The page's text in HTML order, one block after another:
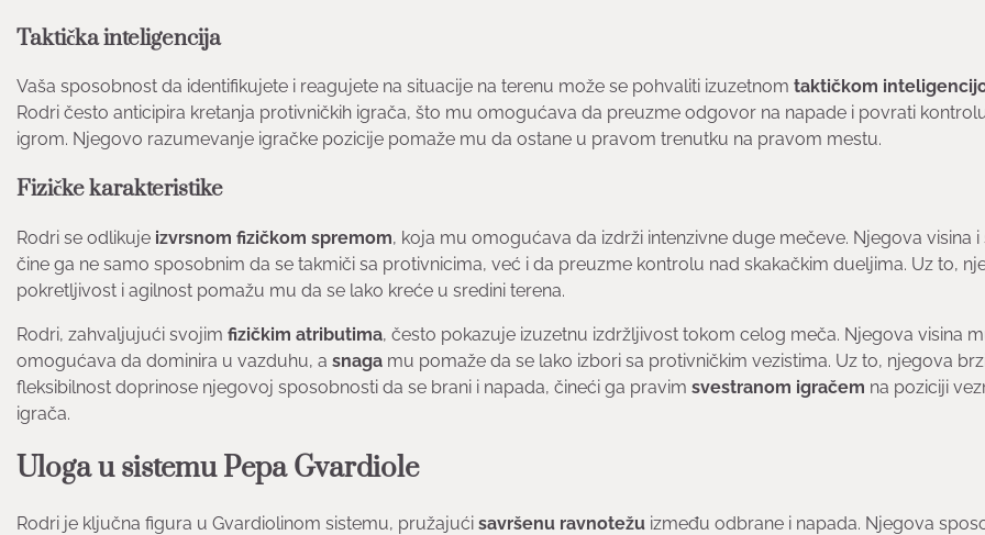
Taktička inteligencija
Vaša sposobnost da identifikujete i reagujete na situacije na terenu može se pohvaliti izuzetnom taktičkom
Rodri često anticipira kretanja protivničkih igrača, što mu omogućava da preuzme odgovor na napade i povrati
igrom. Njegovo razumevanje igračke pozicije pomaže mu da ostane u pravom trenutku na pravom mestu.
Fizičke karakteristike
Rodri se odlikuje izvrsnom fizičkom spremom, koja mu omogućava da izdrži intenzivne duge mečeve. Njegova visina i
čine ga ne samo sposobnim da se takmiči sa protivnicima, već i da preuzme kontrolu nad skakačkim dueljima. Uz to,
pokretljivost i agilnost pomažu mu da se lako kreće u sredini terena.
Rodri, zahvaljujući svojim fizičkim atributima, često pokazuje izuzetnu izdržljivost tokom celog meča. Njegova visina
omogućava da dominira u vazduhu, a snaga mu pomaže da se lako izbori sa protivničkim vezistima. Uz to, njegova
fleksibilnost doprinose njegovoj sposobnosti da se brani i napada, čineći ga pravim svestranom igračem na poziciji
igrača.
Uloga u sistemu Pepa Gvardiole
Rodri je ključna figura u Gvardiolinom sistemu, pružajući savršenu ravnotežu između odbrane i napada. Njegova